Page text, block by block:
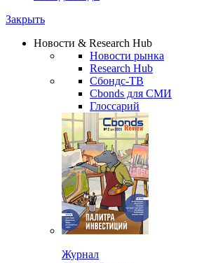
Watchlist
Сбондс Люди
Новости & Research Hub
Новости рынка
Research Hub
Сбондс-ТВ
Cbonds для СМИ
Глоссарий